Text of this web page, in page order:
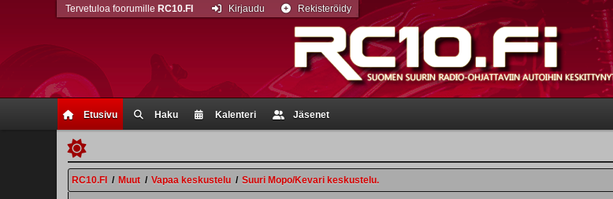
Etusivu Haku Kalenteri Jäsenet
Tervetuloa foorumille RC10.FI Kirjaudu Rekisteröidy
RC10.FI / Muut / Vapaa keskustelu / Suuri Mopo/Kevari keskustelu.